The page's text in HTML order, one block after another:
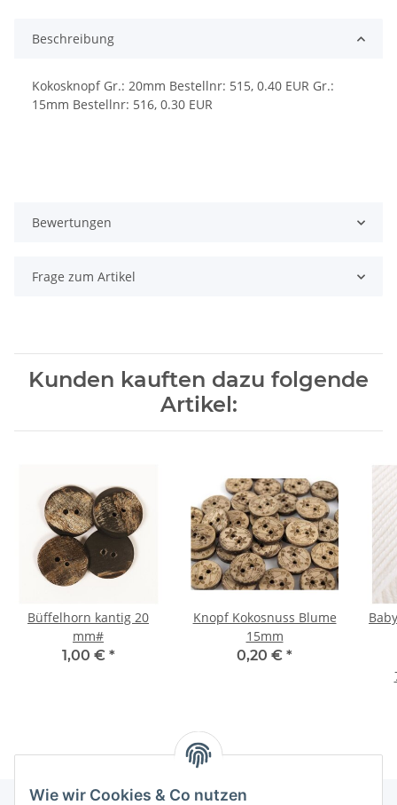
Wie wir Cookies & Co nutzen
Beschreibung
Kokosknopf Gr.: 20mm Bestellnr: 515, 0.40 EUR Gr.:
15mm Bestellnr: 516, 0.30 EUR
Bewertungen
Frage zum Artikel
Kunden kauften dazu folgende
Artikel:
Büffelhorn kantig 20
mm#
1,00 € *
Knopf Kokosnuss Blume
15mm
0,20 € *